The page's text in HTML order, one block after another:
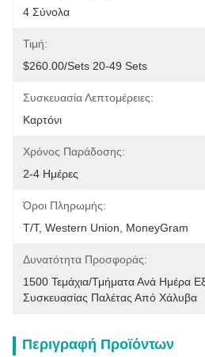
4 Σύνολα
Τιμή:
$260.00/sets 20-49 Sets
Συσκευασία Λεπτομέρειες:
Καρτόνι
Χρόνος Παράδοσης:
2-4 Ημέρες
Όροι Πληρωμής:
T/T, Western Union, MoneyGram
Δυνατότητα Προσφοράς:
1500 Τεμάχια/τμήματα Ανά Ημέρα
Συσκευασίας Παλέτας Από Χάλυβα
Περιγραφή Προϊόντων